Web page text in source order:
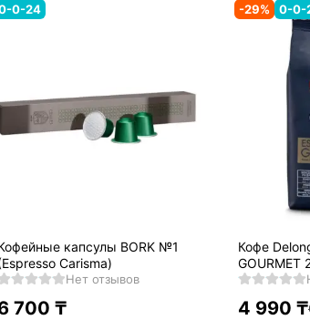
0-24
капсулы BORK №1
Carisma)
Нет отзывов
700 ₸
-29% 0-0-
Кофе Delonghi
GOURMET
4 990 ₸